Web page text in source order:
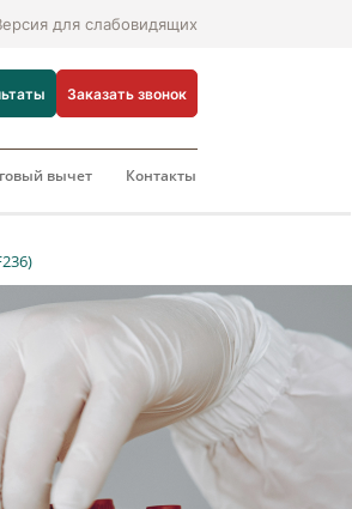
для слабовидящих
Заказать звонок
вычет Контакты